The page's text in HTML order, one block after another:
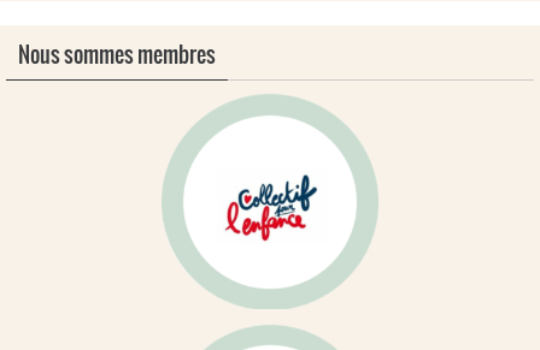
Nous sommes membres